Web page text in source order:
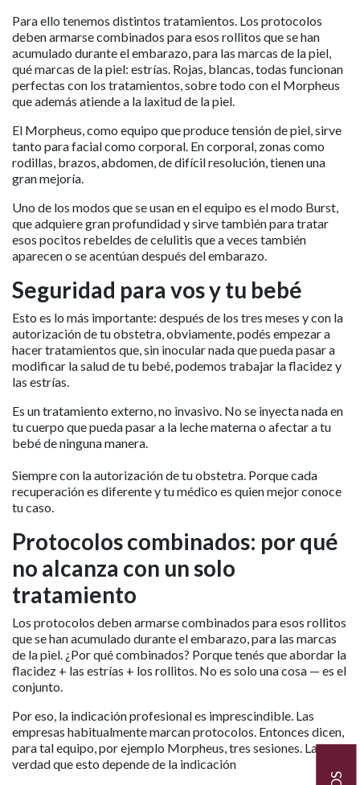
Para ello tenemos distintos tratamientos. Los protocolos
deben armarse combinados para esos rollitos que se han
acumulado durante el embarazo, para las marcas de la piel,
qué marcas de la piel: estrías. Rojas, blancas, todas funcionan
perfectas con los tratamientos, sobre todo con el Morpheus
que además atiende a la laxitud de la piel.
El Morpheus, como equipo que produce tensión de piel, sirve
tanto para facial como corporal. En corporal, zonas como
rodillas, brazos, abdomen, de difícil resolución, tienen una
gran mejoría.
Uno de los modos que se usan en el equipo es el modo Burst,
que adquiere gran profundidad y sirve también para tratar
esos pocitos rebeldes de celulitis que a veces también
aparecen o se acentúan después del embarazo.
Seguridad para vos y tu bebé
Esto es lo más importante: después de los tres meses y con la
autorización de tu obstetra, obviamente, podés empezar a
hacer tratamientos que, sin inocular nada que pueda pasar a
modificar la salud de tu bebé, podemos trabajar la flacidez y
las estrías.
Es un tratamiento externo, no invasivo. No se inyecta nada en
tu cuerpo que pueda pasar a la leche materna o afectar a tu
bebé de ninguna manera.
Siempre con la autorización de tu obstetra. Porque cada
recuperación es diferente y tu médico es quien mejor conoce
tu caso.
Protocolos combinados: por qué
no alcanza con un solo
tratamiento
Los protocolos deben armarse combinados para esos rollitos
que se han acumulado durante el embarazo, para las marcas
de la piel. ¿Por qué combinados? Porque tenés que abordar la
flacidez + las estrías + los rollitos. No es solo una cosa — es el
conjunto.
Por eso, la indicación profesional es imprescindible. Las
empresas habitualmente marcan protocolos. Entonces dicen,
para tal equipo, por ejemplo Morpheus, tres sesiones. La
verdad que esto depende de la indicación